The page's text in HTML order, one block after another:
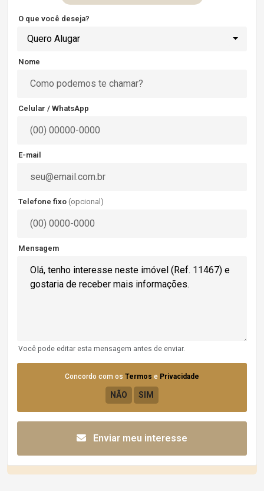
O que você deseja?
Quero Alugar
Nome
Celular / WhatsApp
E-mail
Telefone fixo (opcional)
Mensagem
Você pode editar esta mensagem antes de enviar.
Concordo com os Termos e Privacidade
Enviar meu interesse